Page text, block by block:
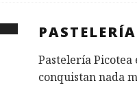
Pastelería Picotea
conquistan nada